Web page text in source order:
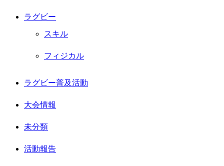
ラグビー
スキル
フィジカル
ラグビー普及活動
大会情報
未分類
活動報告